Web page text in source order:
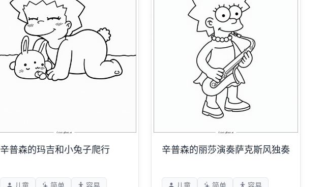
辛普森的玛吉和小兔子爬行
儿童 简单 容易
辛普森的丽莎演奏萨克斯风独奏
儿童 简单 容易